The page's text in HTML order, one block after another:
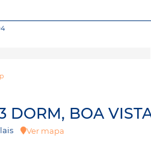
DORM, BOA
Ver mapa